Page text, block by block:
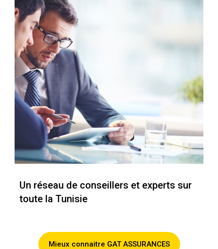
Un réseau de conseillers et experts sur
toute la Tunisie
Mieux connaitre GAT ASSURANCES